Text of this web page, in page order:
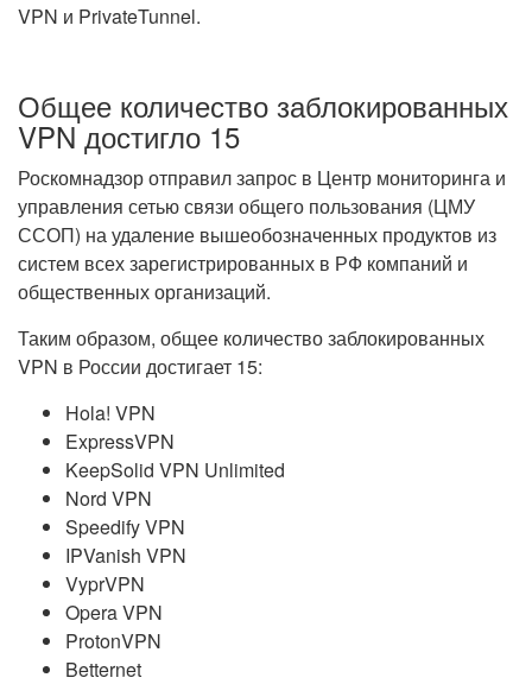
VPN и PrivateTunnel.
Общее количество заблокированных
VPN достигло 15
Роскомнадзор отправил запрос в Центр мониторинга и
управления сетью связи общего пользования (ЦМУ
ССОП) на удаление вышеобозначенных продуктов из
систем всех зарегистрированных в РФ компаний и
общественных организаций.
Таким образом, общее количество заблокированных
VPN в России достигает 15:
Hola! VPN
ExpressVPN
KeepSolid VPN Unlimited
Nord VPN
Speedify VPN
IPVanish VPN
VyprVPN
Opera VPN
ProtonVPN
Betternet